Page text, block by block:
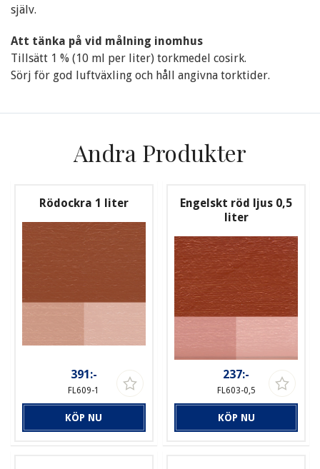
själv.
Att tänka på vid målning inomhus
Tillsätt 1 % (10 ml per liter) torkmedel cosirk.
Sörj för god luftväxling och håll angivna torktider.
Andra Produkter
Rödockra 1 liter
391:-
FL609-1
KÖP NU
Engelskt röd ljus 0,5
liter
237:-
FL603-0,5
KÖP NU